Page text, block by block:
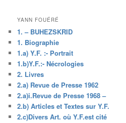
YANN FOUÉRÉ
1. – BUHEZSKRID
1. Biographie
1.a) Y.F. :- Portrait
1.b)Y.F.:- Nécrologies
2. Livres
2.a) Revue de Presse 1962
2.a)i.Revue de Presse 1968 –
2.b) Articles et Textes sur Y.F.
2.c)Divers Art. où Y.F.est cité